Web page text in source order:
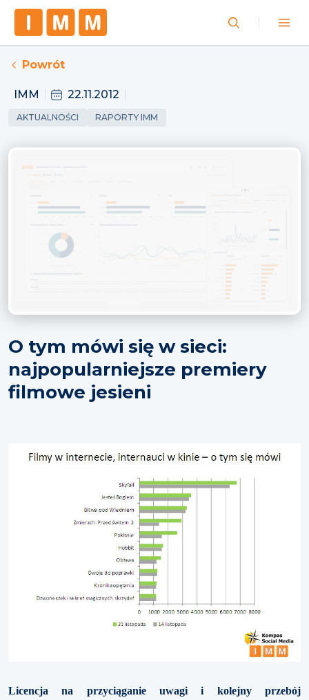
Powrót
IMM 22.11.2012
AKTUALNOŚCI RAPORTY IMM
O tym mówi się w sieci:
najpopularniejsze premiery
filmowe jesieni
Licencja na przyciąganie uwagi i kolejny przebój